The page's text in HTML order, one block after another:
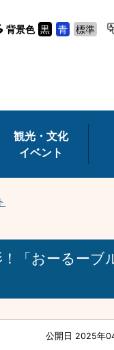
背景色 黒 青 標準
観光・文化
イベント
「おーるーブ
公開日 2025年